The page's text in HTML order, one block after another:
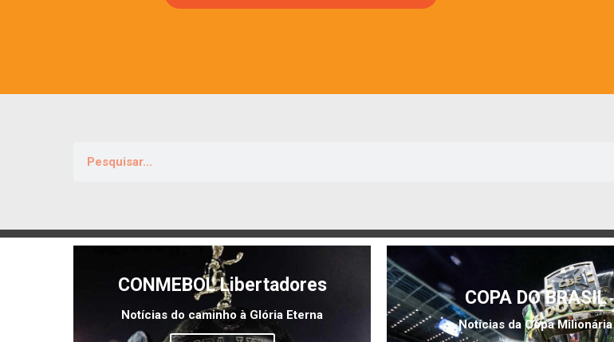
CONMEBOL Libertadores
Notícias do caminho à Glória Eterna
COPA DO BRASIL
Notícias da Copa Milionária